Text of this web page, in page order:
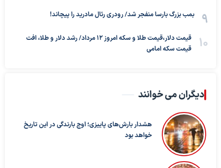
بمب بزرگ بارسا منفجر شد/ رودری رئال مادرید را پیچاند!
قیمت دلار،قیمت طلا و سکه امروز ۱۲ مرداد/ رشد دلار و طلا، افت
قیمت سکه امامی
دیگران می خوانند
هشدار بارش‌های پاییزی؛ اوج بارندگی در این تاریخ
خواهد بود